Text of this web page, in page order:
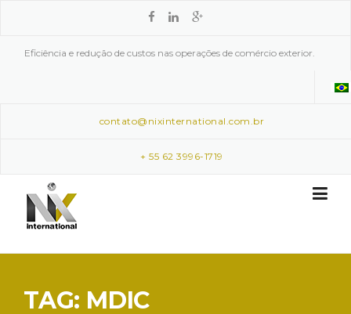
Eficiência e redução de custos nas operações de comércio exterior.
contato@nixinternational.com.br
+ 55 62 3996-1719
TAG: MDIC